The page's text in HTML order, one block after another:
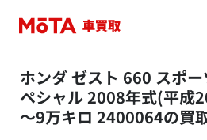
ホンダ ゼスト 660 スポ
ペシャル 2008年式(平成
～9万キロ 2400064の買